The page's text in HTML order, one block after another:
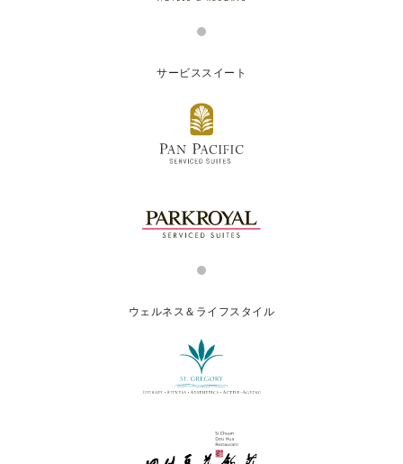
サービススイート
ウェルネス＆ライフスタイル